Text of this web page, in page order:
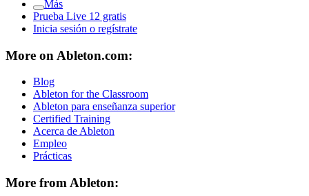
Más
Prueba Live 12 gratis
Inicia sesión o regístrate
More on Ableton.com:
Blog
Ableton for the Classroom
Ableton para enseñanza superior
Certified Training
Acerca de Ableton
Empleo
Prácticas
More from Ableton: